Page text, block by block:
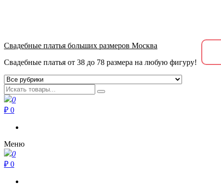
Свадебные платья больших размеров Москва
Свадебные платья от 38 до 78 размера на любую фигуру!
0
₽ 0
Меню
0
₽ 0